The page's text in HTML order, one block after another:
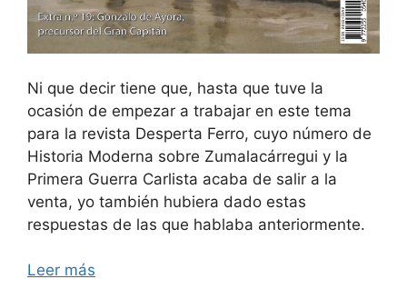
Ni que decir tiene que, hasta que tuve la
ocasión de empezar a trabajar en este tema
para la revista Desperta Ferro, cuyo número de
Historia Moderna sobre Zumalacárregui y la
Primera Guerra Carlista acaba de salir a la
venta, yo también hubiera dado estas
respuestas de las que hablaba anteriormente.
Leer más